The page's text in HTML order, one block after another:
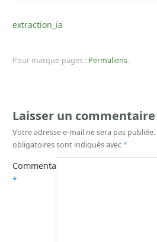
extraction_ia
Pour marque-pages : Permaliens.
Laisser un commentaire
Votre adresse e-mail ne sera pas publiée.
obligatoires sont indiqués avec*
Commentaire
*